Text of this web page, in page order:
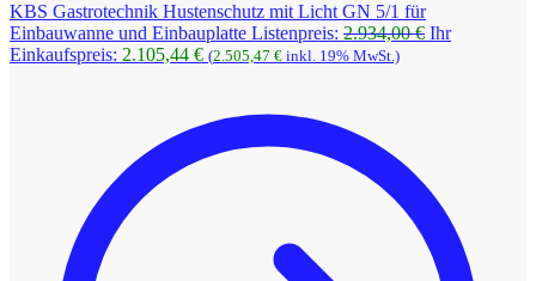
KBS Gastrotechnik Hustenschutz mit Licht GN 5/1 für
Einbauwanne und Einbauplatte Listenpreis: 2.934,00€ Ihr
Einkaufspreis: 2.105,44 €Aktueller
2.105,44 €.
(2.505,47 € inkl. 19% MwSt.)